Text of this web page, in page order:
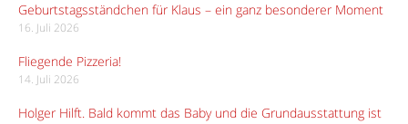
Geburtstagsständchen für Klaus – ein ganz besonderer Moment
16. Juli 2026
Fliegende Pizzeria!
14. Juli 2026
Holger Hilft. Bald kommt das Baby und die Grundausstattung ist